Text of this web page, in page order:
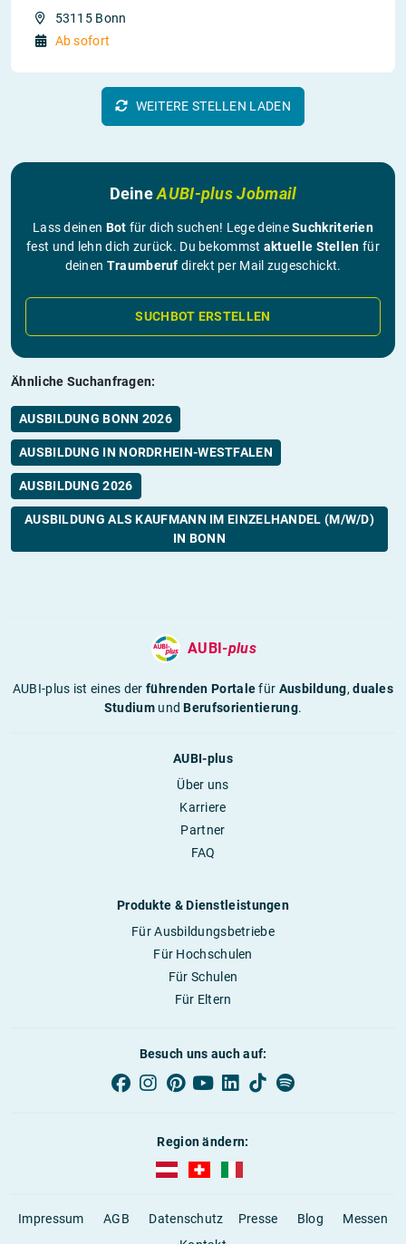
53115 Bonn
Ab sofort
WEITERE STELLEN LADEN
DeineAUBI-plus Jobmail
Lass deinen Bot für dich suchen! Lege deineSuchkriterien
fest und lehn dich zurück. Du bekommst aktuelle Stellen für
deinen Traumberuf direkt per Mail zugeschickt.
SUCHBOT ERSTELLEN
Ähnliche Suchanfragen:
AUSBILDUNG BONN 2026
AUSBILDUNG IN NORDRHEIN-WESTFALEN
AUSBILDUNG 2026
AUSBILDUNG ALS KAUFMANN IM EINZELHANDEL (M/W/D)
IN BONN
AUBI-plus
AUBI-plus ist eines derführenden Portalefür Ausbildung,duales
StudiumundBerufsorientierung.
AUBI-plus
Über uns
Karriere
Partner
FAQ
Produkte & Dienstleistungen
Für Ausbildungsbetriebe
Für Hochschulen
Für Schulen
Für Eltern
Besuch uns auch auf:
Region ändern:
AUBI-plus Österreich (deutsch)
Impressum AGB Datenschutz Presse Blog
Messen